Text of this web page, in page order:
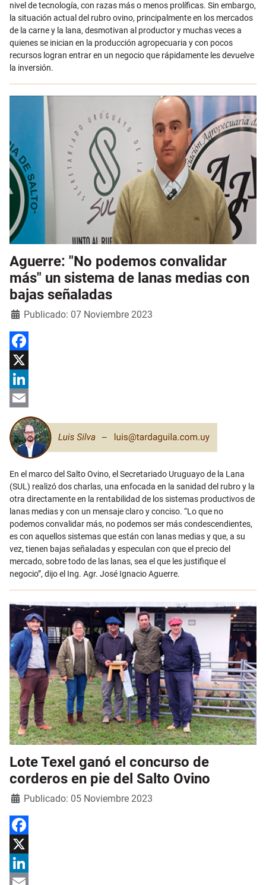
nivel de tecnología, con razas más o menos prolíficas. Sin embargo,
la situación actual del rubro ovino, principalmente en los mercados
de la carne y la lana, desmotivan al productor y muchas veces a
quienes se inician en la producción agropecuaria y con pocos
recursos logran entrar en un negocio que rápidamente les devuelve
la inversión.
Aguerre: "No podemos convalidar
más" un sistema de lanas medias con
bajas señaladas
DetallesPublicado: 07 Noviembre 2023
Facebook
X
LinkedIn
Email
En el marco del Salto Ovino, el Secretariado Uruguayo de la Lana
(SUL) realizó dos charlas, una enfocada en la sanidad del rubro y la
otra directamente en la rentabilidad de los sistemas productivos de
lanas medias y con un mensaje claro y conciso. “Lo que no
podemos convalidar más, no podemos ser más condescendientes,
es con aquellos sistemas que están con lanas medias y que, a su
vez, tienen bajas señaladas y especulan con que el precio del
mercado, sobre todo de las lanas, sea el que les justifique el
negocio”, dijo el Ing. Agr. José Ignacio Aguerre.
Lote Texel ganó el concurso de
corderos en pie del Salto Ovino
Detalles
Publicado: 05 Noviembre 2023
Facebook
X
LinkedIn